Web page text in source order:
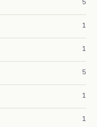
5
1
1
5
1
1